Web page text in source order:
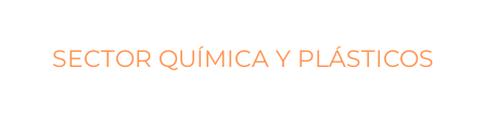
SECTOR QUÍMICA Y PLÁSTICOS